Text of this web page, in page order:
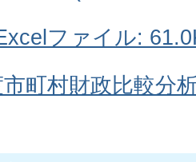
ファイル:
町村財政比較分